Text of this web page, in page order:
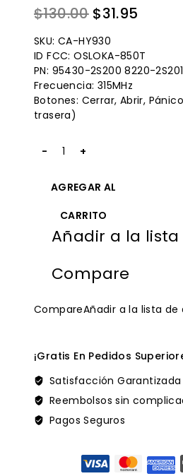
0
de
$130.00 El
precio
original
era:
$130.00.
$31.95
actual
es:
$31.95.
SKU: CA-HY930
ID FCC: OSLOKA-850T
PN: 95430-2S200 8220-2S201
Frecuencia: 315MHz
Botones: Cerrar, Abrir,
trasera)
Cantidad
2010-
Hyundai
Fob
OSLOKA-
for
AGREGAR AL
CARRITO
Añadir a la lista
Compare
CompareAñadir a la lista de
¡Gratis En Pedidos
Satisfacción Garantizada
Reembolsos sin
Pagos Seguros